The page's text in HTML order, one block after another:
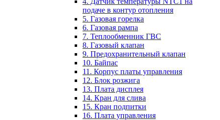
подаче в контур отопления
5. Газовая горелка
6. Газовая рампа
7. Теплообменник ГВС
8. Газовый клапан
9. Предохранительный клапан
10. Байпас
11. Корпус платы управления
12. Блок розжига
13. Плата дисплея
14. Кран для слива
15. Кран подпитки
16. Плата управления